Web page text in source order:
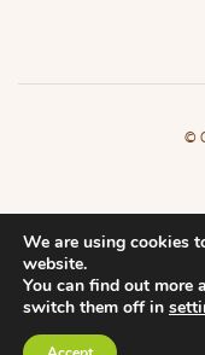
©
We are using cookies
website.
You can find out more
switch them off in